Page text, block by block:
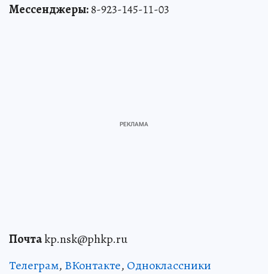
Мессенджеры:8-923-145-11-03
Почтаkp.nsk@phkp.ru
Телеграм, ВКонтакте, Одноклассники